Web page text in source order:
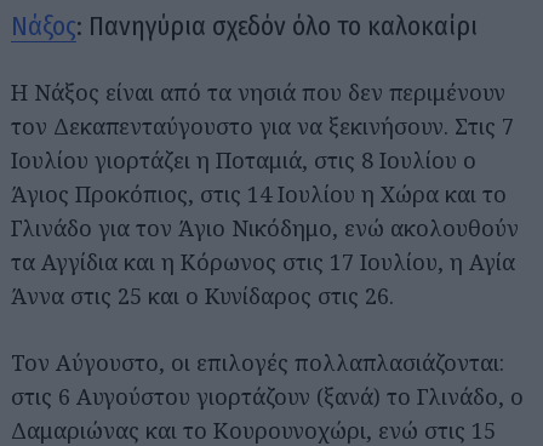
Νάξος: Πανηγύρια σχεδόν όλο το καλοκαίρι
Η Νάξος είναι από τα νησιά που δεν περιμένουν
τον Δεκαπενταύγουστο για να ξεκινήσουν. Στις 7
Ιουλίου γιορτάζει η Ποταμιά, στις 8 Ιουλίου ο
Άγιος Προκόπιος, στις 14 Ιουλίου η Χώρα και το
Γλινάδο για τον Άγιο Νικόδημο, ενώ ακολουθούν
τα Αγγίδια και η Κόρωνος στις 17 Ιουλίου, η Αγία
Άννα στις 25 και ο Κυνίδαρος στις 26.
Τον Αύγουστο, οι επιλογές πολλαπλασιάζονται:
στις 6 Αυγούστου γιορτάζουν (ξανά) το Γλινάδο, o
Δαμαριώνας και το Κουρουνοχώρι, ενώ στις 15